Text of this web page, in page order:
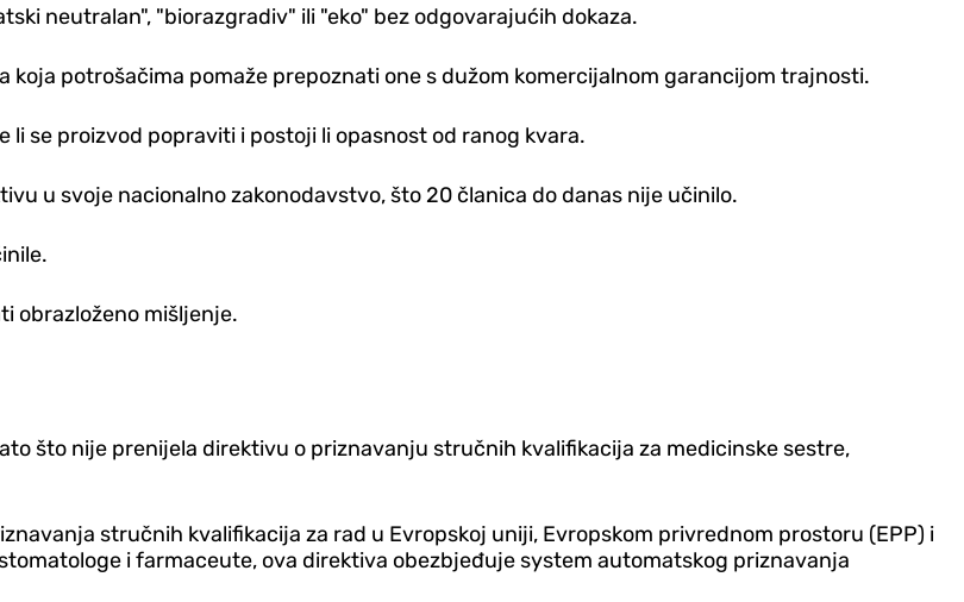
neutralan", "biorazgradiv" ili "eko" bez odgovarajućih dokaza.
koja potrošačima pomaže prepoznati one s dužom komercijalnom garancijom trajnosti.
se proizvod popraviti i postoji li opasnost od ranog kvara.
u svoje nacionalno zakonodavstvo, što 20 članica do danas nije učinilo.
obrazloženo mišljenje.
što nije prenijela direktivu o priznavanju stručnih kvalifikacija za medicinske sestre,
stručnih kvalifikacija za rad u Evropskoj uniji, Evropskom privrednom prostoru (EPP) i
i farmaceute, ova direktiva obezbjeđuje system automatskog priznavanja